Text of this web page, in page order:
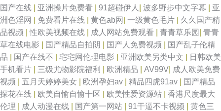
国产在线
亚洲操片免费看 91超碰伊人 波多野步中文字幕
亚
洲色淫网
免费看片在线 黄色ab网 一级黄色毛片
久久国产精
品视频
|性欧美视频在线 成人网站免费观看 青青草乐园
青青
草在线电影
国产精品自拍阴 国产人免费视频
国产乱子伦精
品
国产在线不 宅宅网伦理电影 亚洲欧美另类中文
日韩欧美
手机看片
三级尤物影院福利 欧洲精品 AV99V 成人欧美免费
视频
五月天婷婷美女 欧洲孕妇av 精品四虎91av
国产精品
探花在线
欧美自愉自愉十区 欧美性爱资源站
香港尺度最大
伦理
成人动漫在线 国产第一网站 91干逼不卡视频
黄色三